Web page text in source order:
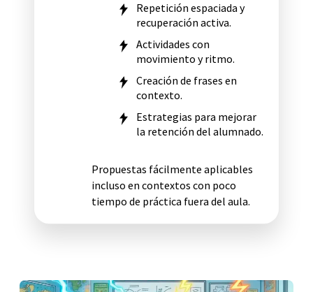
Repetición espaciada y
recuperación activa.
Actividades con
movimiento y ritmo.
Creación de frases en
contexto.
Estrategias para mejorar
la retención del alumnado.
Propuestas fácilmente aplicables
incluso en contextos con poco
tiempo de práctica fuera del aula.